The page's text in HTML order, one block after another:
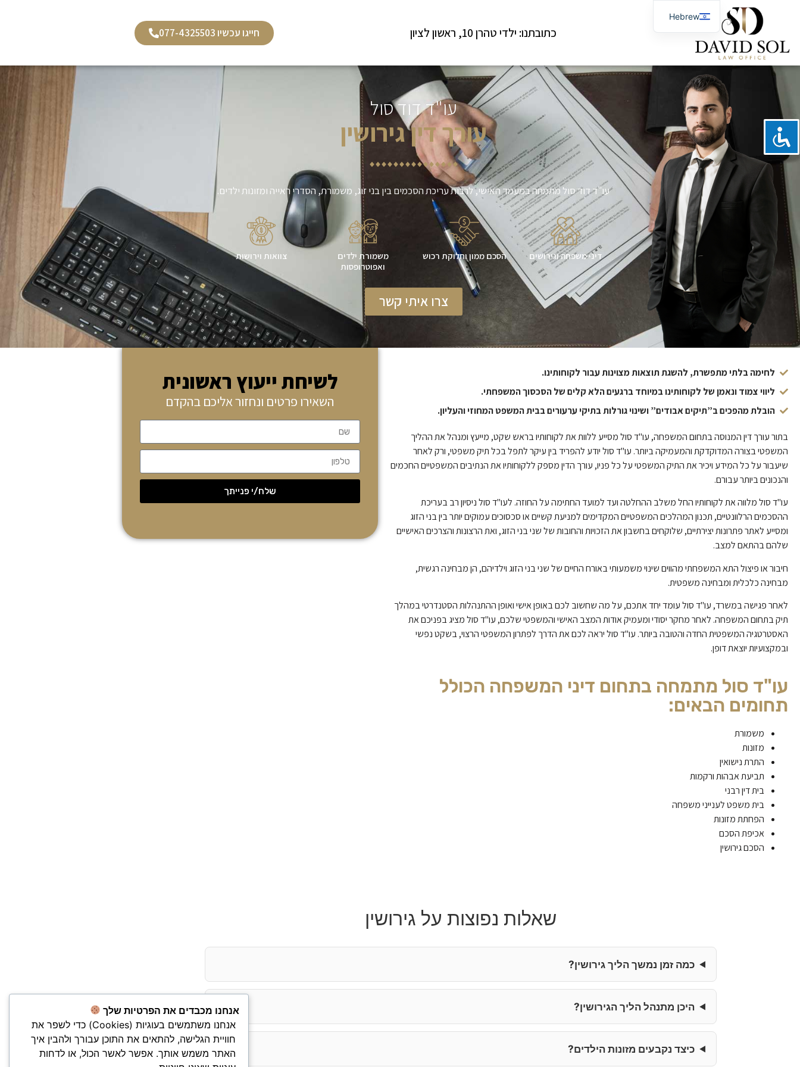
כתובתנו: ילדי טהרן 10, ראשון לציון חייגו עכשיו 077-4325503
עו"ד דוד סול
עורך דין גירושין
עו"ד דוד סול מתמחה במעמד האישי, לרבות עריכת הסכמים בין בני זוג, משמורת, הסדרי ראייה ומזונות ילדים.
דיני משפחה וגירושים הסכם ממון וחלוקת רכוש
משמורת ילדים
ואפוטרופסות
צוואות וירושות
צרו איתי קשר
לחימה בלתי מתפשרת, להשגת תוצאות מצוינות עבור לקוחותינו.
ליווי צמוד ונאמן של לקוחותינו במיוחד ברגעים הלא קלים של הסכסוך המשפחתי.
הובלת מהפכים ב”תיקים אבודים” ושינוי גורלות בתיקי ערעורים בבית המשפט המחוזי והעליון.
בתור עורך דין המנוסה בתחום המשפחה, עו"ד סול מסייע ללוות את לקוחותיו בראש שקט, מייעץ ומנהל את ההליך
המשפטי בצורה המדוקדקת והמעמיקה ביותר. עו"ד סול יודע להפריד בין עיקר לתפל בכל תיק משפטי, ורק לאחר
שיעבור על כל המידע ויכיר את התיק המשפטי על כל פניו, עורך הדין מספק ללקוחותיו את הנתיבים המשפטיים החכמים
והנכונים ביותר עבורם.
עו"ד סול מלווה את לקוחותיו החל משלב ההחלטה ועד למועד החתימה על החוזה. לעו"ד סול ניסיון רב בעריכת
ההסכמים הרלוונטיים, תכנון המהלכים המשפטיים המקדימים למניעת קשיים או סכסוכים עמוקים יותר בין בני הזוג
ומסייע לאתר פתרונות יצירתיים, שלוקחים בחשבון את הזכויות והחובות של שני בני הזוג, ואת הרצונות והצרכים האישיים
שלהם בהתאם למצב.
חיבור או פיצול התא המשפחתי מהווים שינוי משמעותי באורח החיים של שני בני הזוג וילדיהם, הן מבחינה רגשית,
מבחינה כלכלית ומבחינה משפטית.
לאחר פגישה במשרד, עו"ד סול עומד יחד אתכם, על מה שחשוב לכם באופן אישי ואופן ההתנהלות הסטנדרטי במהלך
תיק בתחום המשפחה. לאחר מחקר יסודי ומעמיק אודות המצב האישי והמשפטי שלכם, עו"ד סול מציג בפניכם את
האסטרטגיה המשפטית החדה והטובה ביותר. עו"ד סול יראה לכם את הדרך לפתרון המשפטי הרצוי, בשקט נפשי
ובמקצועיות יוצאת דופן.
עו"ד סול מתמחה בתחום דיני המשפחה הכולל
תחומים הבאים:
משמורת
מזונות
התרת נישואין
תביעת אבהות ורקמות
בית דין רבני
בית משפט לענייני משפחה
הפחתת מזונות
אכיפת הסכם
הסכם גירושין
לשיחת ייעוץ ראשונית
השאירו פרטים ונחזור אליכם בהקדם
שלח/י פנייתך
שאלות נפוצות על גירושין
כמה זמן נמשך הליך גירושין?
היכן מתנהל הליך הגירושין?
כיצד נקבעים מזונות הילדים?
אנחנו מכבדים את הפרטיות שלך
אנחנו משתמשים בעוגיות (Cookies) כדי לשפר את
חוויית הגלישה, להתאים את התוכן עבורך ולהבין איך
האתר משמש אותך. אפשר לאשר הכול, או לדחות
Hebrew